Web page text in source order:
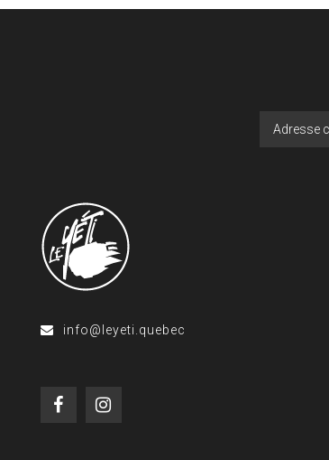
info@leyeti.quebec